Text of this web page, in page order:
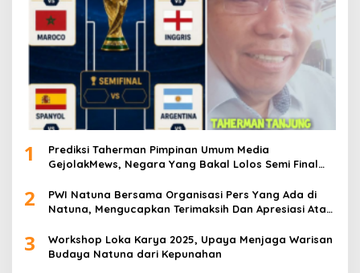
1
Prediksi Taherman Pimpinan Umum Media
GejolakMews, Negara Yang Bakal Lolos Semi Final
2
PWI Natuna Bersama Organisasi Pers Yang Ada di
Natuna, Mengucapkan Terimaksih Dan Apresiasi Atas
dan Insan Pers
3
Workshop Loka Karya 2025, Upaya Menjaga Warisan
Budaya Natuna dari Kepunahan